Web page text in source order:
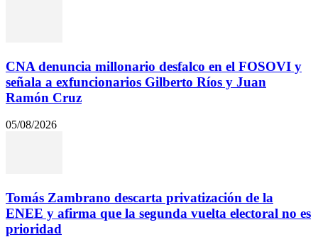
CNA denuncia millonario desfalco en el FOSOVI y
señala a exfuncionarios Gilberto Ríos y Juan
Ramón Cruz
05/08/2026
Tomás Zambrano descarta privatización de la
ENEE y afirma que la segunda vuelta electoral no es
prioridad